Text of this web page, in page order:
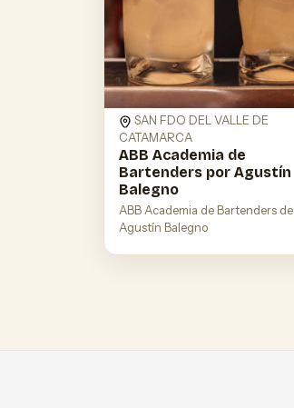
SAN FDO DEL VALLE DE
CATAMARCA
ABB Academia de
Bartenders por Agustín
Balegno
ABB Academia de Bartenders de
Agustín Balegno